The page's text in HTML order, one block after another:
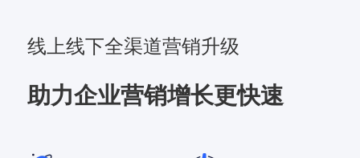
线上线下全渠道营销升级
助力企业营销增长更快速